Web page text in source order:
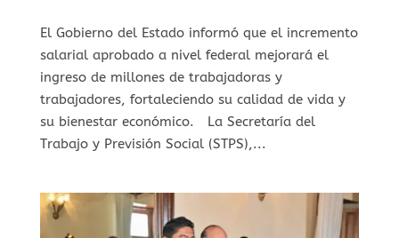
⁠El Gobierno del Estado informó que el incremento
salarial aprobado a nivel federal mejorará el
ingreso de millones de trabajadoras y
trabajadores, fortaleciendo su calidad de vida y
su bienestar económico. La Secretaría del
Trabajo y Previsión Social (STPS),...